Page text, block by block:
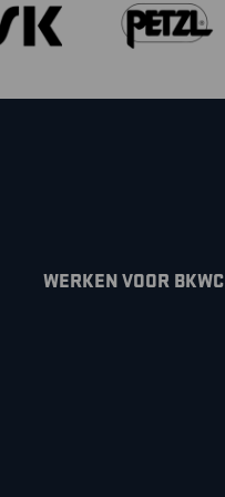
WERKEN VOOR BKWC